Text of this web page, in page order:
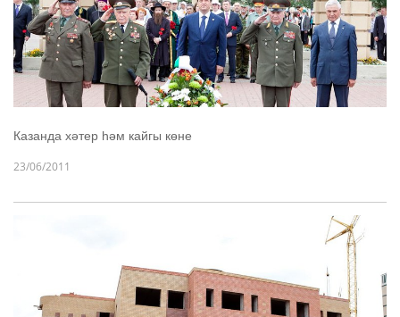
Казанда хәтер һәм кайгы көне
23/06/2011